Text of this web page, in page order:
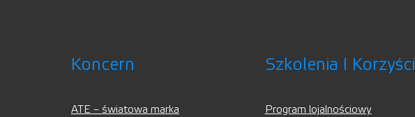
Koncern
ATE – światowa marka
Szkolenia I Korzyści
Program lojalnościowy